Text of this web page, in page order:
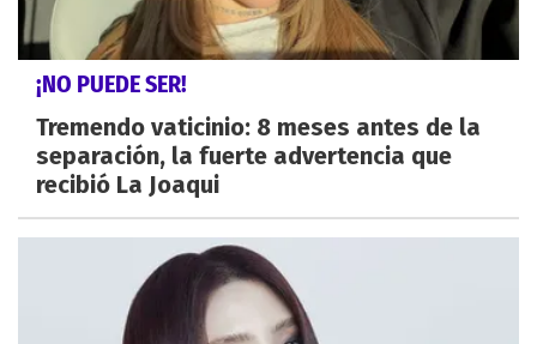
¡NO PUEDE SER!
Tremendo vaticinio: 8 meses antes de la
separación, la fuerte advertencia que
recibió La Joaqui